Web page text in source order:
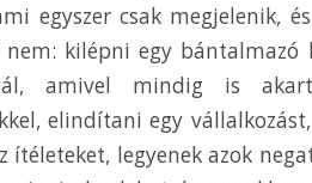
egyszer csak megjelenik,
nem: kilépni egy
amivel mindig is
elindítani egy
ítéleteket, legyenek azok